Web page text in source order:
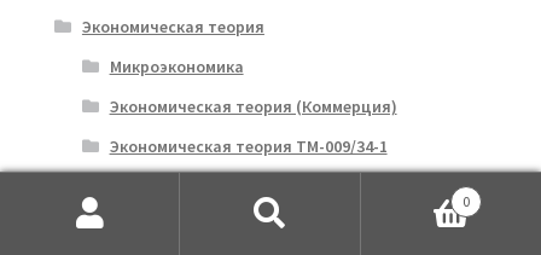
Экономическая теория
Микроэкономика
Экономическая теория (Коммерция)
Экономическая теория ТМ-009/34-1
Экономический анализ
0